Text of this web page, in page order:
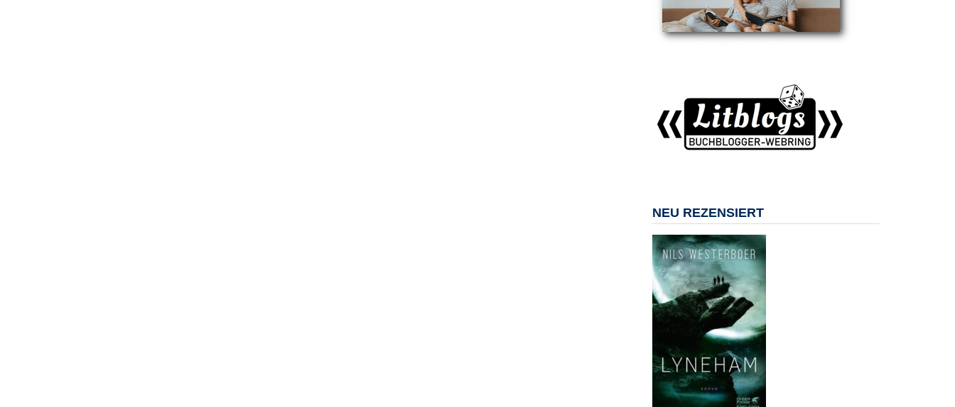
NEU REZENSIERT